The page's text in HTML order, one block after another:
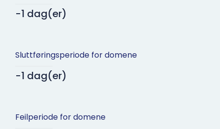
-1 dag(er)
Sluttføringsperiode for domene
-1 dag(er)
Feilperiode for domene